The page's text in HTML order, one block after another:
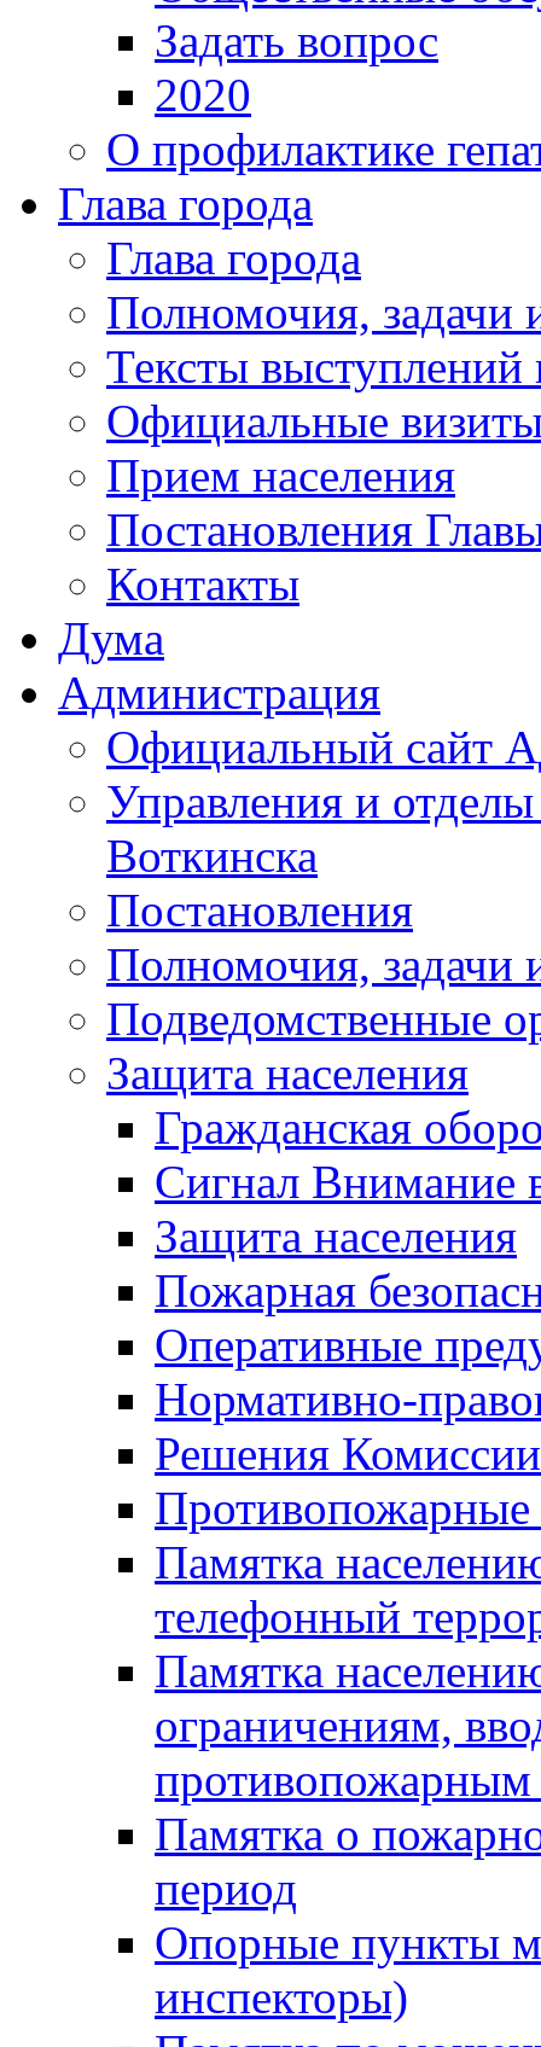
Задать вопрос
2020
О профилактике
Глава города
Глава города
Полномочия, задачи
Тексты выступлений
Официальные
Прием населения
Постановления
Контакты
Дума
Администрация
Официальный сайт
Управления и
Воткинска
Постановления
Полномочия, задачи
Подведомственные
Защита населения
Гражданская
Сигнал Внимание
Защита населения
Пожарная
Оперативные
Нормативно-
Решения
Противопожарные
Памятка
телефонный
Памятка
ограничениям,
Памятка о
период
Опорные пункты
инспекторы)